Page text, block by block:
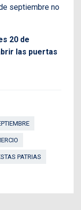
septiembre no
20 de
las puertas
PATRIAS